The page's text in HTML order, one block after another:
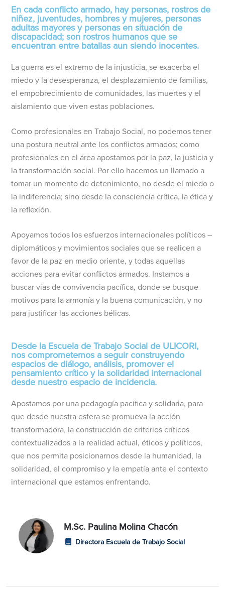
En cada conflicto armado, hay personas, rostros de
niñez, juventudes, hombres y mujeres, personas
adultas mayores y personas en situación de
discapacidad; son rostros humanos que se
encuentran entre batallas aun siendo inocentes.
La guerra es el extremo de la injusticia, se exacerba el
miedo y la desesperanza, el desplazamiento de familias,
el empobrecimiento de comunidades, las muertes y el
aislamiento que viven estas poblaciones.
Como profesionales en Trabajo Social, no podemos tener
una postura neutral ante los conflictos armados; como
profesionales en el área apostamos por la paz, la justicia y
la transformación social. Por ello hacemos un llamado a
tomar un momento de detenimiento, no desde el miedo o
la indiferencia; sino desde la consciencia crítica, la ética y
la reflexión.
Apoyamos todos los esfuerzos internacionales políticos –
diplomáticos y movimientos sociales que se realicen a
favor de la paz en medio oriente, y todas aquellas
acciones para evitar conflictos armados. Instamos a
buscar vías de convivencia pacífica, donde se busque
motivos para la armonía y la buena comunicación, y no
para justificar las acciones bélicas.
Desde la Escuela de Trabajo Social de ULICORI,
nos comprometemos a seguir construyendo
espacios de diálogo, análisis, promover el
pensamiento crítico y la solidaridad internacional
desde nuestro espacio de incidencia.
Apostamos por una pedagogía pacífica y solidaria, para
que desde nuestra esfera se promueva la acción
transformadora, la construcción de criterios críticos
contextualizados a la realidad actual, éticos y políticos,
que nos permita posicionarnos desde la humanidad, la
solidaridad, el compromiso y la empatía ante el contexto
internacional que estamos enfrentando.
M.Sc. Paulina Molina Chacón
Directora Escuela de Trabajo Social